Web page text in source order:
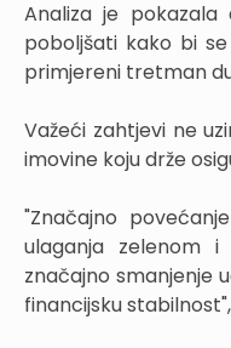
Analiza je
poboljšati kako bi
primjereni tretman
Važeći zahtjevi ne
imovine koju drže
"Značajno
ulaganja zelenom
značajno smanjenje
financijsku